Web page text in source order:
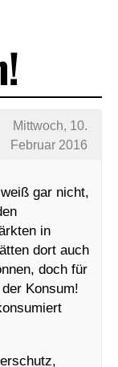
Mittwoch, 10.
Februar 2016
gar nicht,
in
dort auch
doch für
Konsum!